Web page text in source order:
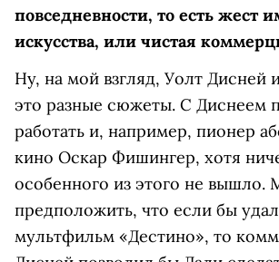
повседневности, то есть жест
искусства, или чистая
Ну, на мой взгляд, Уолт Дисней
это разные сюжеты. С Диснеем
работать и, например, пионер
кино Оскар Фишингер, хотя
особенного из этого не вышло.
предположить, что если бы
мультфильм «Дестино», то